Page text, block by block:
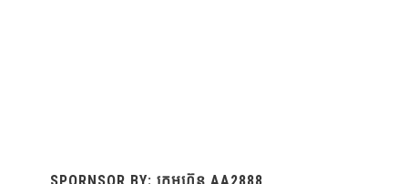
SPORNSOR BY: ក្រុមហ៊ុន AA2888